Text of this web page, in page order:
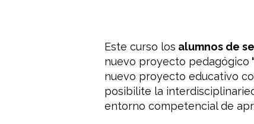
Este curso los alumnos de
nuevo proyecto pedagógico
nuevo proyecto educativo
posibilite la
entorno competencial de